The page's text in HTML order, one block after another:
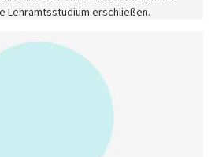
Lehramtsstudium erschließen.